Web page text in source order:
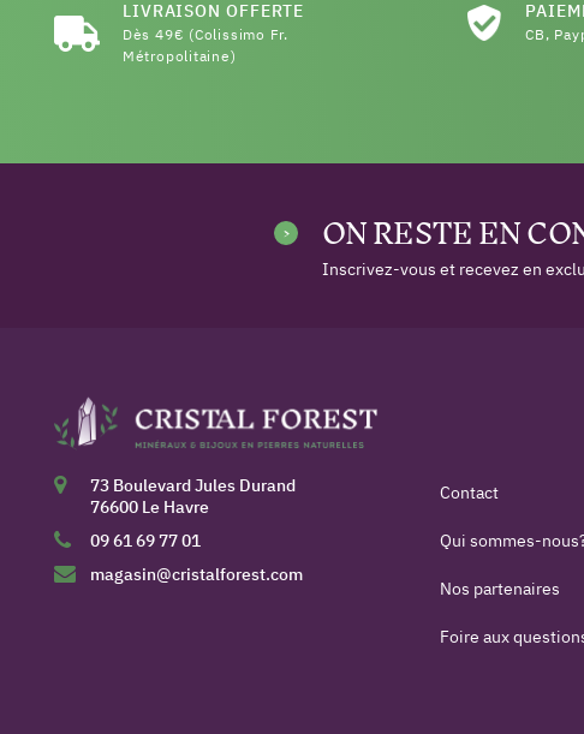
LIVRAISON OFFERTE
Dès 49€ (Colissimo Fr.
Métropolitaine)
CB,
ON RESTE EN
Inscrivez-vous et recevez en
73 Boulevard Jules Durand
76600 Le Havre
09 61 69 77 01
magasin@cristalforest.com
Contact
Qui sommes-
Nos partenaires
Foire aux